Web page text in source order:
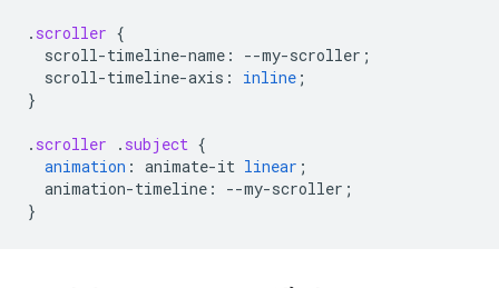
. scroller {
scroll-timeline-name : --my-scroller ;
scroll-timeline-axis : inline ;
}
. scroller . subject {
animation : animate-it linear ;
animation-timeline : --my-scroller ;
}